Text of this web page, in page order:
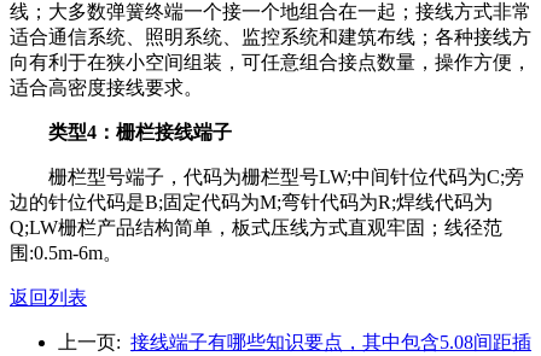
线；大多数弹簧终端一个接一个地组合在一起；接线方式非常
适合通信系统、照明系统、监控系统和建筑布线；各种接线方
向有利于在狭小空间组装，可任意组合接点数量，操作方便，
适合高密度接线要求。
类型4：栅栏接线端子
栅栏型号端子，代码为栅栏型号LW;中间针位代码为C;旁
边的针位代码是B;固定代码为M;弯针代码为R;焊线代码为
Q;LW栅栏产品结构简单，板式压线方式直观牢固；线径范
围:0.5m-6m。
返回列表
上一页: 接线端子有哪些知识要点，其中包含5.08间距插